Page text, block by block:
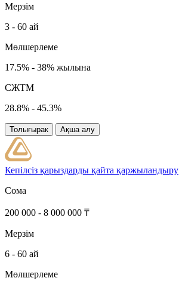
Мерзім
3 - 60 ай
Мөлшерлеме
17.5% - 38% жылына
СЖТМ
28.8% - 45.3%
Толығырак Ақша алу
Кепілсіз қарыздарды қайта қаржыландыру
Сома
200 000 - 8 000 000 ₸
Мерзім
6 - 60 ай
Мөлшерлеме